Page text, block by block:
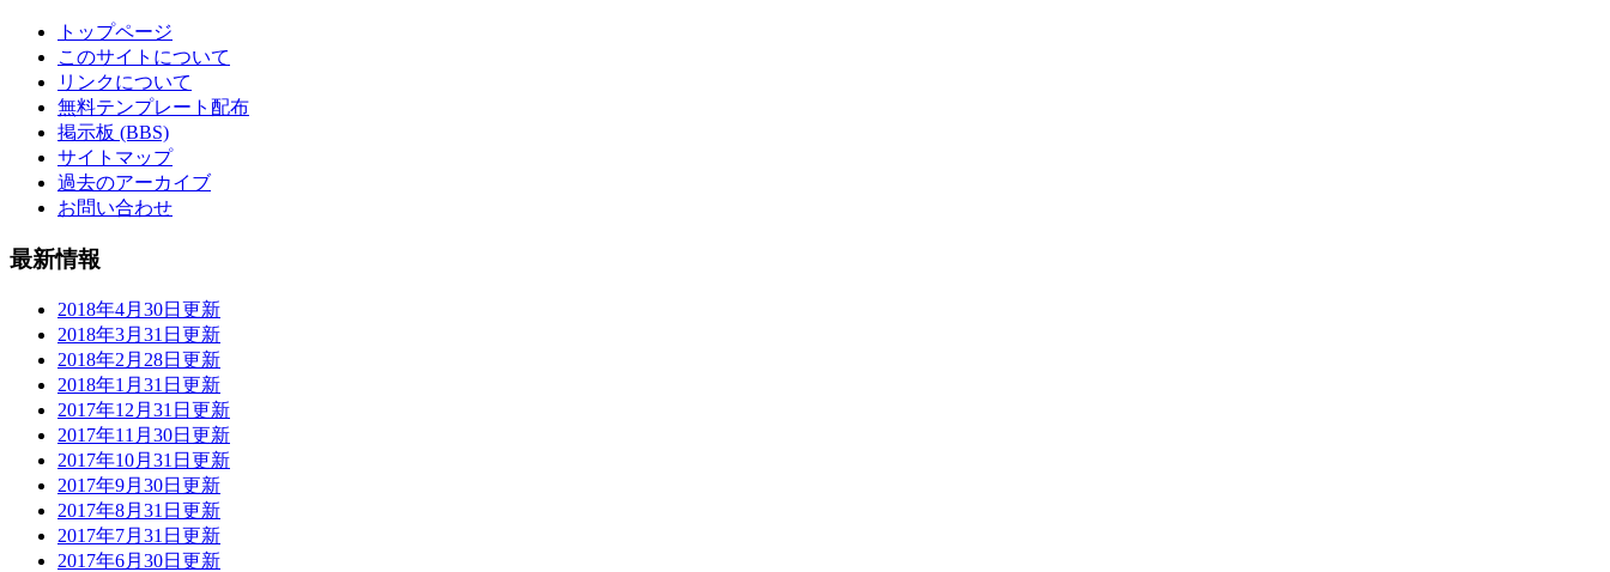
トップページ
このサイトについて
リンクについて
無料テンプレート配布
掲示板 (BBS)
サイトマップ
過去のアーカイブ
お問い合わせ
最新情報
2018年4月30日更新
2018年3月31日更新
2018年2月28日更新
2018年1月31日更新
2017年12月31日更新
2017年11月30日更新
2017年10月31日更新
2017年9月30日更新
2017年8月31日更新
2017年7月31日更新
2017年6月30日更新